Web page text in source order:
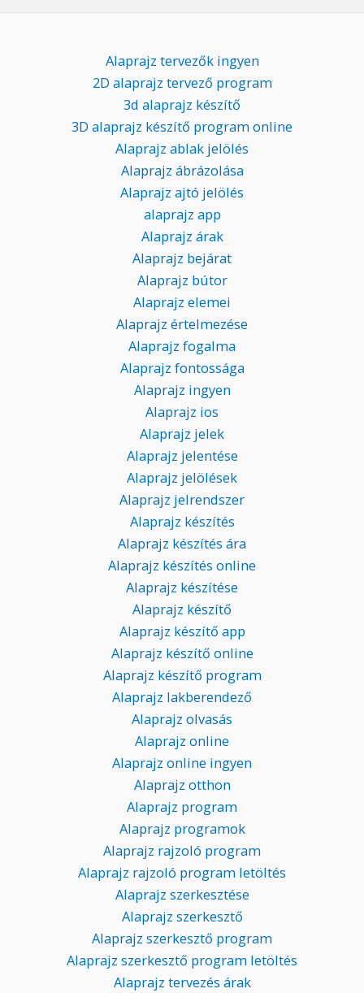
Alaprajz tervezők ingyen
2D alaprajz tervező program
3d alaprajz készítő
3D alaprajz készítő program online
Alaprajz ablak jelölés
Alaprajz ábrázolása
Alaprajz ajtó jelölés
alaprajz app
Alaprajz árak
Alaprajz bejárat
Alaprajz bútor
Alaprajz elemei
Alaprajz értelmezése
Alaprajz fogalma
Alaprajz fontossága
Alaprajz ingyen
Alaprajz ios
Alaprajz jelek
Alaprajz jelentése
Alaprajz jelölések
Alaprajz jelrendszer
Alaprajz készítés
Alaprajz készítés ára
Alaprajz készítés online
Alaprajz készítése
Alaprajz készítő
Alaprajz készítő app
Alaprajz készítő online
Alaprajz készítő program
Alaprajz lakberendező
Alaprajz olvasás
Alaprajz online
Alaprajz online ingyen
Alaprajz otthon
Alaprajz program
Alaprajz programok
Alaprajz rajzoló program
Alaprajz rajzoló program letöltés
Alaprajz szerkesztése
Alaprajz szerkesztő
Alaprajz szerkesztő program
Alaprajz szerkesztő program letöltés
Alaprajz tervezés árak